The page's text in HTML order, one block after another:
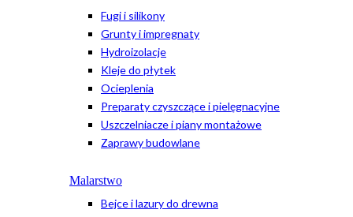
Fugi i silikony
Grunty i impregnaty
Hydroizolacje
Kleje do płytek
Ocieplenia
Preparaty czyszczące i pielęgnacyjne
Uszczelniacze i piany montażowe
Zaprawy budowlane
Malarstwo
Bejce i lazury do drewna